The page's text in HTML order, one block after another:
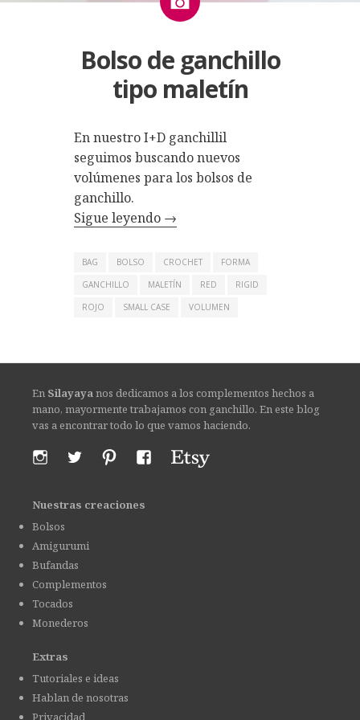
Bolso de ganchillo
tipo maletín
En nuestro I+D ganchillil
seguimos buscando nuevos
volúmenes para los bolsos de
ganchillo.
Sigue leyendo →
BAG BOLSO CROCHET
FORMA
GANCHILLO
MALETÍN RED
RIGID
ROJO
SMALL CASE VOLUMEN
En Silayayanos dedicamos a los complementos hechos a
mano, mayormente trabajamos con ganchillo. En este blog
vas a encontrar todo lo que vamos haciendo.
Nuestras creaciones
Bolsos
Amigurumi
Bufandas
Complementos
Tocados
Monederos
Extras
Tutoriales e ideas
Hablan de nosotras
Privacidad